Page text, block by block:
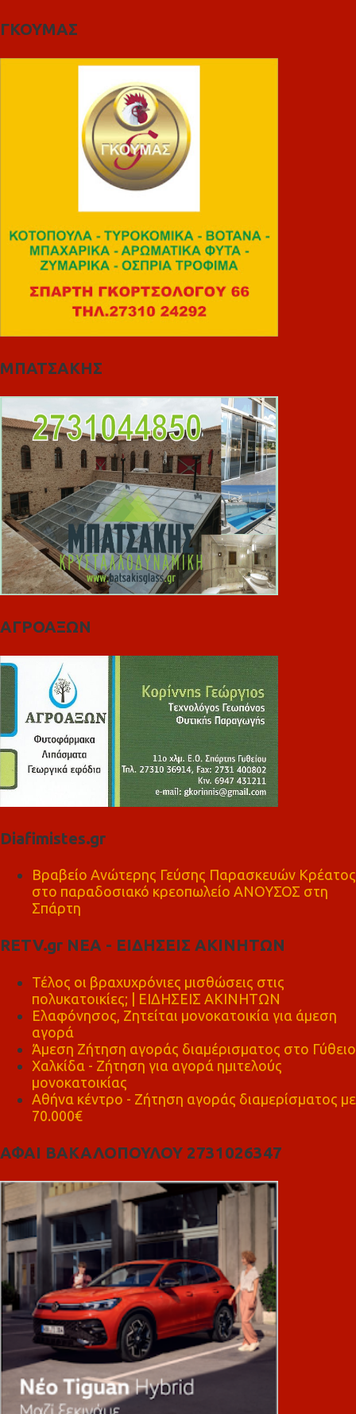
ΓΚΟΥΜΑΣ
ΜΠΑΤΣΑΚΗΣ
ΑΓΡΟΑΞΩΝ
Diafimistes.gr
Βραβείο Ανώτερης Γεύσης Παρασκευών Κρέατος
στο παραδοσιακό κρεοπωλείο ΑΝΟΥΣΟΣ στη
Σπάρτη
RETV.gr ΝΕΑ - ΕΙΔΗΣΕΙΣ ΑΚΙΝΗΤΩΝ
Τέλος οι βραχυχρόνιες μισθώσεις στις
πολυκατοικίες; | ΕΙΔΗΣΕΙΣ ΑΚΙΝΗΤΩΝ
Ελαφόνησος, Ζητείται μονοκατοικία για άμεση
αγορά
Άμεση Ζήτηση αγοράς διαμέρισματος στο Γύθειο
Χαλκίδα - Ζήτηση για αγορά ημιτελούς
μονοκατοικίας
Αθήνα κέντρο - Ζήτηση αγοράς διαμερίσματος με
70.000€
ΑΦΑΙ ΒΑΚΑΛΟΠΟΥΛΟΥ 2731026347